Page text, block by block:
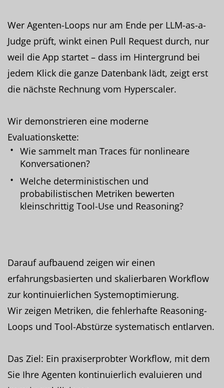
Wer Agenten-Loops nur am Ende per LLM-as-a-
Judge prüft, winkt einen Pull Request durch, nur
weil die App startet – dass im Hintergrund bei
jedem Klick die ganze Datenbank lädt, zeigt erst
die nächste Rechnung vom Hyperscaler.
Wir demonstrieren eine moderne
Evaluationskette:
Wie sammelt man Traces für nonlineare
Konversationen?
Welche deterministischen und
probabilistischen Metriken bewerten
kleinschrittig Tool-Use und Reasoning?
Darauf aufbauend zeigen wir einen
erfahrungsbasierten und skalierbaren Workflow
zur kontinuierlichen Systemoptimierung.
Wir zeigen Metriken, die fehlerhafte Reasoning-
Loops und Tool-Abstürze systematisch entlarven.
Das Ziel: Ein praxiserprobter Workflow, mit dem
Sie Ihre Agenten kontinuierlich evaluieren und